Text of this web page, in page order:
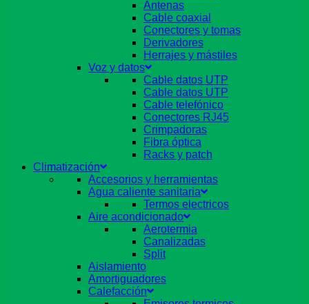
Antenas
Cable coaxial
Conectores y tomas
Derivadores
Herrajes y mástiles
Voz y datos
Cable datos UTP
Cable datos UTP
Cable telefónico
Conectores RJ45
Crimpadoras
Fibra óptica
Racks y patch
Climatización
Accesorios y herramientas
Agua caliente sanitaria
Termos electricos
Aire acondicionado
Aerotermia
Canalizadas
Split
Aislamiento
Amortiguadores
Calefacción